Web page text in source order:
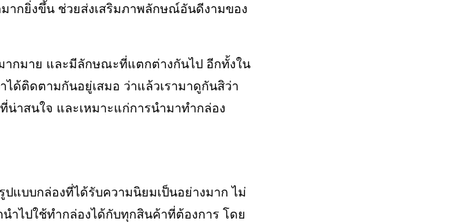
ากยิ่งขึ้น ช่วยส่งเสริมภาพลักษณ์อันดีงามของ
กมาย และมีลักษณะที่แตกต่างกันไป อีกทั้งใน
ด้ติดตามกันอยู่เสมอ ว่าแล้วเรามาดูกันสิว่า
าสนใจ และเหมาะแก่การนำมาทำกล่อง
แบบกล่องที่ได้รับความนิยมเป็นอย่างมาก ไม่
ำไปใช้ทำกล่องได้กับทุกสินค้าที่ต้องการ โดย